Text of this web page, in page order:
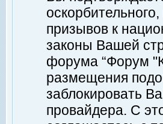
призывов к
законы Вашей
форума “Форум
размещения
заблокировать
провайдера. С